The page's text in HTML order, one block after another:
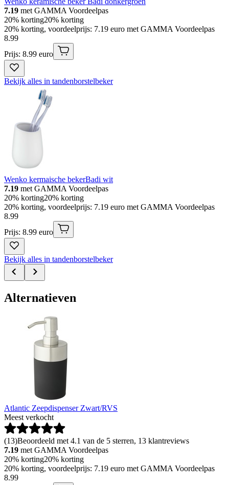
7.19 met GAMMA Voordeelpas
20% korting20% korting
20% korting, voordeelprijs: 7.19 euro met GAMMA Voordeelpas
8.99
Prijs: 8.99 euro
Bekijk alles in tandenborstelbeker
Wenko kermaische bekerBadi wit
7.19 met GAMMA Voordeelpas
20% korting20% korting
20% korting, voordeelprijs: 7.19 euro met GAMMA Voordeelpas
8.99
Prijs: 8.99 euro
Bekijk alles in tandenborstelbeker
Alternatieven
Atlantic Zeepdispenser Zwart/RVS
Meest verkocht
(13)Beoordeeld met 4.1 van de 5 sterren, 13 klantreviews
7.19 met GAMMA Voordeelpas
20% korting20% korting
20% korting, voordeelprijs: 7.19 euro met GAMMA Voordeelpas
8.99